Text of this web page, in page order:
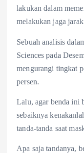
lakukan dalam
melakukan jaga
Sebuah analisis
Sciences pada
mengurangi tingkat
persen.
Lalu, agar benda ini
sebaiknya
tanda-tanda saat
Apa saja tandanya,